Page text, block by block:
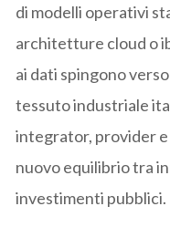
di modelli operativi
architetture cloud o
ai dati spingono
tessuto industriale
integrator, provider
nuovo equilibrio tra
investimenti pubblici.